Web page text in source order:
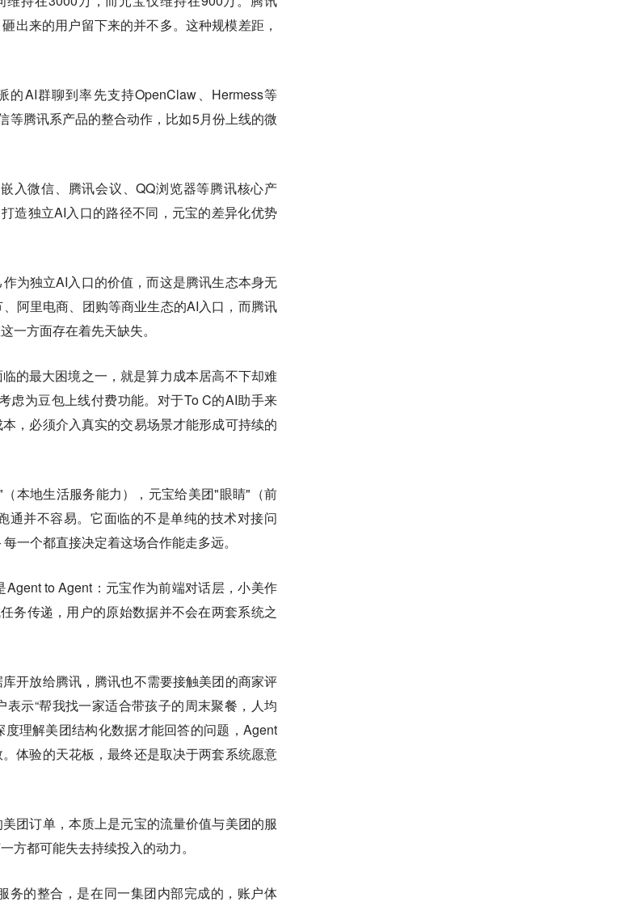
出来的用户留下来的并不多。这种规模差距，
AI群聊到率先支持OpenClaw、Hermess等
等腾讯系产品的整合动作，比如5月份上线的微
入微信、腾讯会议、QQ浏览器等腾讯核心产
造独立AI入口的路径不同，元宝的差异化优势
为独立AI入口的价值，而这是腾讯生态本身无
阿里电商、团购等商业生态的AI入口，而腾讯
一方面存在着先天缺失。
的最大困境之一，就是算力成本居高不下却难
虑为豆包上线付费功能。对于To C的AI助手来
，必须介入真实的交易场景才能形成可持续的
本地生活服务能力），元宝给美团"眼睛"（前
通并不容易。它面临的不是单纯的技术对接问
个都直接决定着这场合作能走多远。
to Agent：元宝作为前端对话层，小美作
务传递，用户的原始数据并不会在两套系统之
开放给腾讯，腾讯也不需要接触美团的商家评
示“帮我找一家适合带孩子的周末聚餐，人均
理解美团结构化数据才能回答的问题，Agent
体验的天花板，最终还是取决于两套系统愿意
团订单，本质上是元宝的流量价值与美团的服
方都可能失去持续投入的动力。
务的整合，是在同一集团内部完成的，账户体